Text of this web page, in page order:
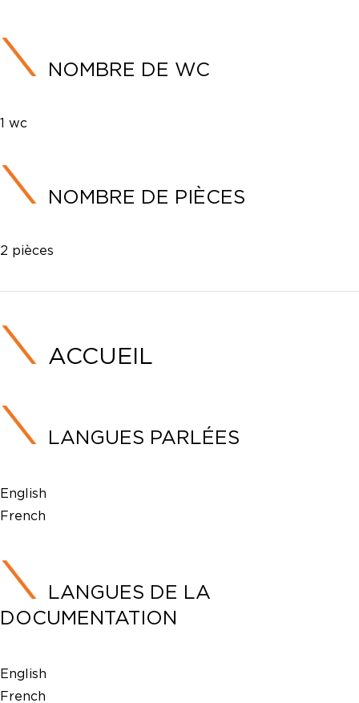
NOMBRE DE WC
1 wc
NOMBRE DE PIÈCES
2 pièces
ACCUEIL
LANGUES PARLÉES
English
French
LANGUES DE LA
DOCUMENTATION
English
French